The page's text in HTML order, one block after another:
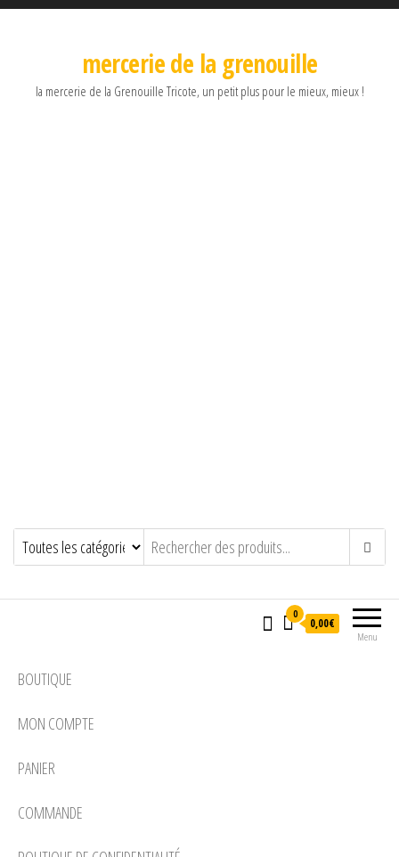
mercerie de la grenouille
la mercerie de la Grenouille Tricote, un petit plus pour le mieux, mieux !
Menu
0
0,00€
BOUTIQUE
MON COMPTE
PANIER
COMMANDE